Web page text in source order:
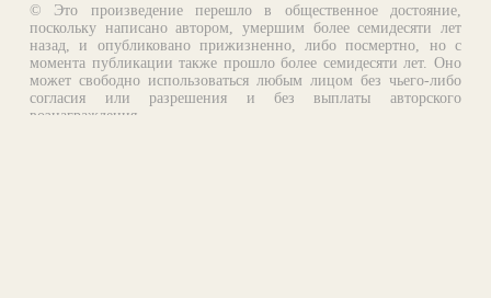
© Это произведение перешло в общественное достояние,
поскольку написано автором, умершим более семидесяти лет
назад, и опубликовано прижизненно, либо посмертно, но с
момента публикации также прошло более семидесяти лет. Оно
может свободно использоваться любым лицом без чьего-либо
согласия или разрешения и без выплаты авторского
вознаграждения.